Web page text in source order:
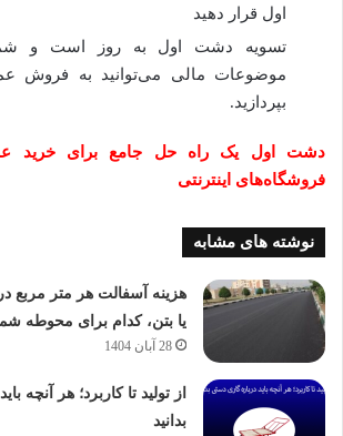
اول قرار دهید
تسویه دشت اول به روز است و
موضوعات مالی می‌توانید به فروش
بپردازید.
دشت اول یک راه حل جامع برای خرید
فروشگاه‌های اینترنتی
نوشته های مشابه
یا بتن، کدام برای محوطه
28 آبان 1404
از تولید تا کاربرد؛ هر آنچه
بدانید